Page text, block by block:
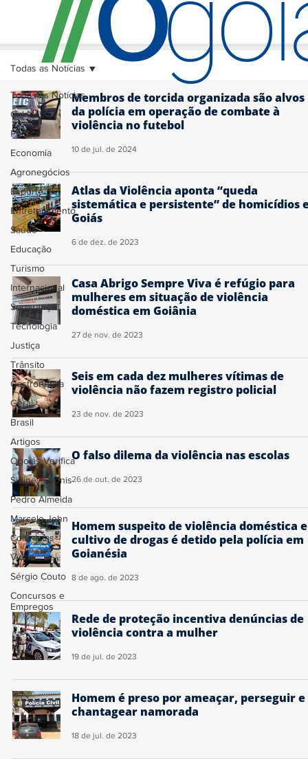
Todas as Notícias
Cidades
Política
Economia
Agronegócios
Esporte
Entretenimento
Saúde
Educação
Turismo
Internacional
Segurança
Tecnologia
Justiça
Trânsito
Gastronomia
Geral
Brasil
Artigos
Ogoiás Verifica
Sidiney Leonis
Pedro Almeida
Marcelo John
Colunistas
Vídeo
Sérgio Couto
Concursos e
Empregos
Todas as Notícias
Membros de torcida organizada são alvos
da polícia em operação de combate à
violência no futebol
10 de jul. de 2024
Atlas da Violência aponta “queda
sistemática e persistente” de homicídios
Goiás
6 de dez. de 2023
Casa Abrigo Sempre Viva é refúgio para
mulheres em situação de violência
doméstica em Goiânia
27 de nov. de 2023
Seis em cada dez mulheres vítimas de
violência não fazem registro policial
23 de nov. de 2023
O falso dilema da violência nas escolas
26 de out. de 2023
Homem suspeito de violência doméstica e
cultivo de drogas é detido pela polícia em
Goianésia
8 de ago. de 2023
Rede de proteção incentiva denúncias de
violência contra a mulher
19 de jul. de 2023
Homem é preso por ameaçar, perseguir e
chantagear namorada
18 de jul. de 2023